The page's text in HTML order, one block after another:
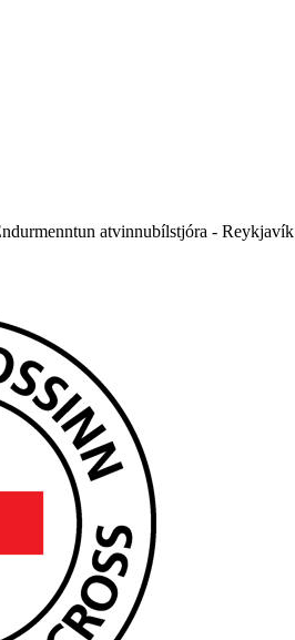
atvinnubílstjóra - Reykjavík